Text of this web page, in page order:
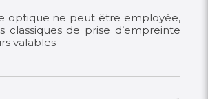
optique ne peut être employée,
classiques de prise d’empreinte
valables